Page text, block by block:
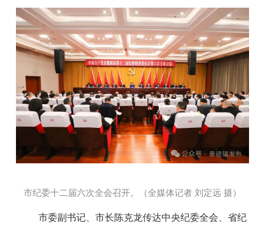
市纪委十二届六次全会召开。（全媒体记者 刘定远 摄）
市委副书记、市长陈克龙传达中央纪委全会、省纪